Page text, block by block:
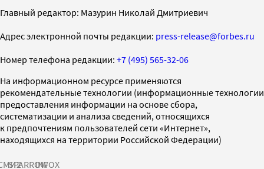
Главный редактор: Мазурин Николай Дмитриевич
Адрес электронной почты редакции: press-release@forbes.ru
Номер телефона редакции: +7 (495) 565-32-06
На информационном ресурсе применяются
рекомендательные технологии (информационные технологии
предоставления информации на основе сбора,
систематизации и анализа сведений, относящихся
к предпочтениям пользователей сети «Интернет»,
находящихся на территории Российской Федерации)
SPARROWINFOX